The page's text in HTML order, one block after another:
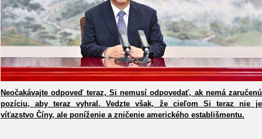
Neočakávajte odpoveď teraz, Si nemusí odpovedať, ak nemá zaručenú
pozíciu, aby teraz vyhral. Vedzte však, že cieľom Si teraz nie je
víťazstvo Číny, ale poníženie a zničenie amerického establišmentu.